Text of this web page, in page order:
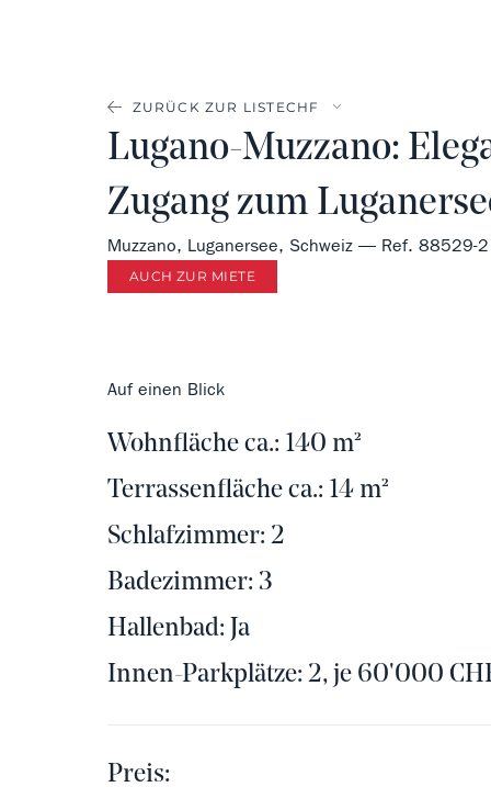
ZURÜCK ZUR LISTE
Lugano-Muzzano:
Zugang zum
Muzzano, Luganersee, Schweiz — Ref. 88529-2
AUCH ZUR MIETE
Auf einen Blick
Wohnfläche ca.: 140 m²
Terrassenfläche ca.: 14 m²
Schlafzimmer: 2
Badezimmer: 3
Hallenbad: Ja
Innen-Parkplätze: 2, je 60'000
Preis: